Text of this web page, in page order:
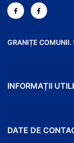
GRANIȚE COMUNII.
INFORMAȚII
DATE DE